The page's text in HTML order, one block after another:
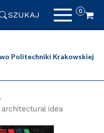
SZUKAJ
Politechniki Krakowskiej
idea